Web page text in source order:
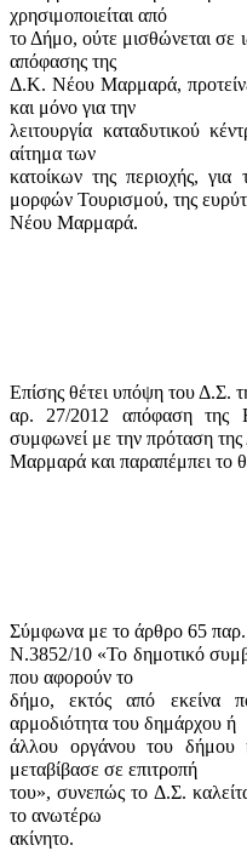
χρησιμοποιείται από
το Δήμο, ούτε μισθώνεται σε
απόφασης της
Δ.Κ. Νέου Μαρμαρά,
και μόνο για την
λειτουργία καταδυτικού
αίτημα των
κατοίκων της περιοχής,
μορφών Τουρισμού, της
Νέου Μαρμαρά.
Επίσης θέτει υπόψη του Δ.Σ.
αρ. 27/2012 απόφαση της
συμφωνεί με την πρόταση
Μαρμαρά και παραπέμπει το
Σύμφωνα με το άρθρο 65
Ν.3852/10 «Το δημοτικό
που αφορούν το
δήμο, εκτός από εκείνα
αρμοδιότητα του δημάρχου ή
άλλου οργάνου του δήμου
μεταβίβασε σε επιτροπή
του», συνεπώς το Δ.Σ.
το ανωτέρω
ακίνητο.